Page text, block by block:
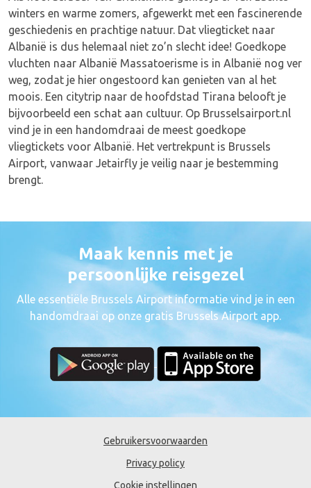
winters en warme zomers, afgewerkt met een fascinerende
geschiedenis en prachtige natuur. Dat vliegticket naar
Albanië is dus helemaal niet zo’n slecht idee! Goedkope
vluchten naar Albanië Massatoerisme is in Albanië nog ver
weg, zodat je hier ongestoord kan genieten van al het
moois. Een citytrip naar de hoofdstad Tirana belooft je
bijvoorbeeld een schat aan cultuur. Op Brusselsairport.nl
vind je in een handomdraai de meest goedkope
vliegtickets voor Albanië. Het vertrekpunt is Brussels
Airport, vanwaar Jetairfly je veilig naar je bestemming
brengt.
Maak kennis met je
persoonlijke reisgezel
Alle essentiële Brussels Airport informatie vind je in een
handomdraai op onze gratis Brussels Airport app.